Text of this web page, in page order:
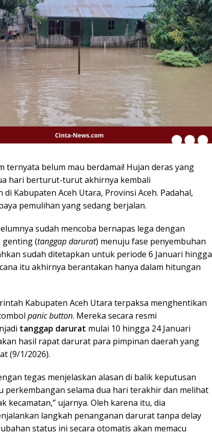
ternyata belum mau berdamai! Hujan deras yang
hari berturut-turut akhirnya kembali
Kabupaten Aceh Utara, Provinsi Aceh. Padahal,
pemulihan yang sedang berjalan.
sudah mencoba bernapas lega dengan
genting (tanggap darurat) menuju fase penyembuhan
sudah ditetapkan untuk periode 6 Januari hingga
itu akhirnya berantakan hanya dalam hitungan
Kabupaten Aceh Utara terpaksa menghentikan
panic button. Mereka secara resmi
tanggap darurat mulai 10 hingga 24 Januari
hasil rapat darurat para pimpinan daerah yang
(9/1/2026).
tegas menjelaskan alasan di balik keputusan
perkembangan selama dua hari terakhir dan melihat
kecamatan,” ujarnya. Oleh karena itu, dia
langkah penanganan darurat tanpa delay
status ini secara otomatis akan memacu